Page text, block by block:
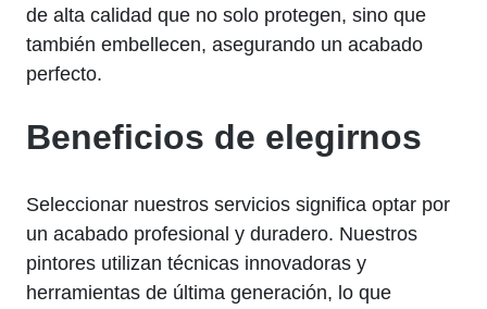
de alta calidad que no solo protegen, sino que
también embellecen, asegurando un acabado
perfecto.
Beneficios de elegirnos
Seleccionar nuestros servicios significa optar por
un acabado profesional y duradero. Nuestros
pintores utilizan técnicas innovadoras y
herramientas de última generación, lo que